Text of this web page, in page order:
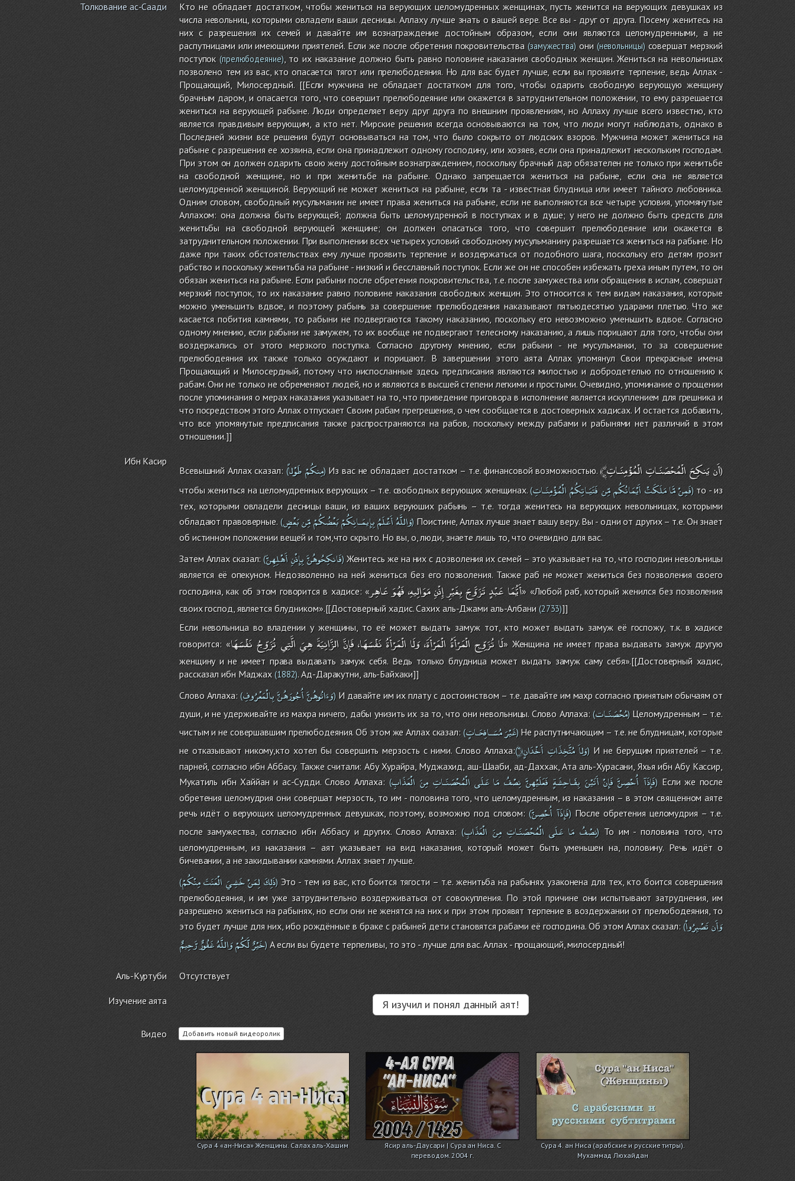
Толкование ас-Саади
Кто не обладает достатком, чтобы жениться на верующих целомудренных женщинах, пусть женится на верующих девушках из
числа невольниц, которыми овладели ваши десницы. Аллаху лучше знать о вашей вере. Все вы - друг от друга. Посему женитесь на
них с разрешения их семей и давайте им вознаграждение достойным образом, если они являются целомудренными, а не
распутницами или имеющими приятелей. Если же после обретения покровительства (замужества) они(невольницы)совершат мерзкий
поступок (прелюбодеяние), то их наказание должно быть равно половине наказания свободных женщин. Жениться на невольницах
позволено тем из вас, кто опасается тягот или прелюбодеяния. Но для вас будет лучше, если вы проявите терпение, ведь Аллах -
Прощающий, Милосердный. [[Если мужчина не обладает достатком для того, чтобы одарить свободную верующую женщину
брачным даром, и опасается того, что совершит прелюбодеяние или окажется в затруднительном положении, то ему разрешается
жениться на верующей рабыне. Люди определяет веру друг друга по внешним проявлениям, но Аллаху лучше всего известно, кто
является правдивым верующим, а кто нет. Мирские решения всегда основываются на том, что люди могут наблюдать, однако в
Последней жизни все решения будут основываться на том, что было сокрыто от людских взоров. Мужчина может жениться на
рабыне с разрешения ее хозяина, если она принадлежит одному господину, или хозяев, если она принадлежит нескольким господам.
При этом он должен одарить свою жену достойным вознаграждением, поскольку брачный дар обязателен не только при женитьбе
на свободной женщине, но и при женитьбе на рабыне. Однако запрещается жениться на рабыне, если она не является
целомудренной женщиной. Верующий не может жениться на рабыне, если та - известная блудница или имеет тайного любовника.
Одним словом, свободный мусульманин не имеет права жениться на рабыне, если не выполняются все четыре условия, упомянутые
Аллахом: она должна быть верующей; должна быть целомудренной в поступках и в душе; у него не должно быть средств для
женитьбы на свободной верующей женщине; он должен опасаться того, что совершит прелюбодеяние или окажется в
затруднительном положении. При выполнении всех четырех условий свободному мусульманину разрешается жениться на рабыне. Но
даже при таких обстоятельствах ему лучше проявить терпение и воздержаться от подобного шага, поскольку его детям грозит
рабство и поскольку женитьба на рабыне - низкий и бесславный поступок. Если же он не способен избежать греха иным путем, то он
обязан жениться на рабыне. Если рабыни после обретения покровительства, т.е. после замужества или обращения в ислам, совершат
мерзкий поступок, то их наказание равно половине наказания свободных женщин. Это относится к тем видам наказания, которые
можно уменьшить вдвое, и поэтому рабынь за совершение прелюбодеяния наказывают пятьюдесятью ударами плетью. Что же
касается побития камнями, то рабыни не подвергаются такому наказанию, поскольку его невозможно уменьшить вдвое. Согласно
одному мнению, если рабыни не замужем, то их вообще не подвергают телесному наказанию, а лишь порицают для того, чтобы они
воздержались от этого мерзкого поступка. Согласно другому мнению, если рабыни - не мусульманки, то за совершение
прелюбодеяния их также только осуждают и порицают. В завершении этого аята Аллах упомянул Свои прекрасные имена
Прощающий и Милосердный, потому что ниспосланные здесь предписания являются милостью и добродетелью по отношению к
рабам. Они не только не обременяют людей, но и являются в высшей степени легкими и простыми. Очевидно, упоминание о прощении
после упоминания о мерах наказания указывает на то, что приведение приговора в исполнение является искуплением для грешника и
что посредством этого Аллах отпускает Своим рабам прегрешения, о чем сообщается в достоверных хадисах. И остается добавить,
что все упомянутые предписания также распространяются на рабов, поскольку между рабами и рабынями нет различий в этом
отношении.]]
Ибн Касир
Всевышний Аллах сказал:( مِنكُمْطَوْلاً )Из вас не обладает достатком – т.е. финансовой возможностью. ﴾أَنيَنكِحَالْمُحْصَنَـاتِالْمُؤْمِنَـاتِ
)
чтобы жениться на целомудренных верующих – т.е. свободных верующих женщинах.( فَمِنْمَّامَلَكَتْأَيْمَانُكُممِّنفَتَيَـاتِكُمُالْمُؤْمِنَـاتِ )то - из
тех, которыми овладели десницы ваши, из ваших веруюших рабынь – т.е. тогда женитесь на верующих невольницах, которыми
обладают правоверные.( وَاللَّهُأَعْلَمُبِإِيمَـانِكُمْبَعْضُكُمْمِّنبَعْضٍ ) Поистине, Аллах лучше знает вашу веру. Вы - одни от других – т.е. Он знает
об истинном положении вещей и том,что скрыто. Но вы, о, люди, знаете лишь то, что очевидно для вас.
Затем Аллах сказал: ( فَانكِحُوهُنَّبِإِذْنِأَهْلِهِنَّ )Женитесь же на них с дозволения их семей – это указывает на то, что господин невольницы
является её опекуном. Недозволенно на ней жениться без его позволения. Также раб не может жениться без позволения своего
господина, как об этом говорится в хадисе: «
أَيُّمَاعَبْدٍتَزَوَّجَبِغَيْرِإِذْنِمَوَالِيهِ،فَهُوَعَاهِر
» «Любой раб, который женился без позволения
своих господ, является блудником».[[Достоверный хадис. Сахих аль-Джами аль-Албани(2733)]]
Если невольница во владении у женщины, то её может выдать замуж тот, кто может выдать замуж её госпожу, т.к. в хадисе
говорится: «
لَا تُزَوِّجِالْمَرْأَةُالْمَرْأَةَ،وَلَا الْمَرْأَةُنَفْسَهَا،فَإِنَّالزَّانِيَةَ هِيَ الَّتِي تُزَوِّجُنَفْسَهَا
» Женщина не имеет права выдавать замуж другую
женщину и не имеет права выдавать замуж себя. Ведь только блудница может выдать замуж саму себя».[[Достоверный хадис,
рассказал ибн Маджах(1882). Ад-Даракутни, аль-Байхаки]]
Слово Аллаха:( وَءَاتُوهُنَّأُجُورَهُنَّبِالْمَعْرُوفِ )И давайте им их плату с достоинством – т.е. давайте им махр согласно принятым обычаям от
души, и не удерживайте из махра ничего, дабы унизить их за то, что они невольницы. Слово Аллаха:(مُحْصَنَـات)Целомудренным – т.е.
чистым и не совершавшим прелюбодеяния. Об этом же Аллах сказал:( غَيْرَمُسَـافِحَـاتٍ )Не распутничающим – т.е. не блудницам, которые
не отказывают никому,кто хотел бы совершить мерзость с ними. Слово Аллаха:( ﴿وَلاَمُتَّخِذَاتِ أَخْدَانٍ ) И не берущим приятелей – т.е.
парней, согласно ибн Аббасу. Также считали: Абу Хурайра, Муджахид, аш-Шааби, ад-Даххак, Ата аль-Хурасани, Яхья ибн Абу Кассир,
Мукатиль ибн Хаййан и ас-Судди. Слово Аллаха:( فَإِذَآ أُحْصِنَّ فَإِنْ أَتَيْنَ بِفَـاحِشَةٍ فَعَلَيْهِنَّ نِصْفُ مَا عَلَى الْمُحْصَنَـاتِ مِنَ الْعَذَابِ ) Если же после
обретения целомудрия они совершат мерзость, то им - половина того, что целомудренным, из наказания – в этом священном аяте
речь идёт о верующих целомудренных девушках, поэтому, возможно под словом: ( فَإِذَآ أُحْصِنَّ )После обретения целомудрия – т.е.
после замужества, согласно ибн Аббасу и других. Слово Аллаха: ( نِصْفُ مَا عَلَى الْمُحْصَنَـاتِ مِنَ الْعَذَابِ ) То им - половина того, что
целомудренным, из наказания – аят указывает на вид наказания, который может быть уменьшен на, половину. Речь идёт о
бичевании, а не закидывании камнями. Аллах знает лучше.
( ذَلِكَلِمَنْخَشِيَالْعَنَتَمِنْكُمْ )Это - тем из вас, кто боится тягости – т.е. женитьба на рабынях узаконена для тех, кто боится совершения
прелюбодеяния, и им уже затруднительно воздерживаться от совокупления. По этой причине они испытывают затруднения, им
разрешено жениться на рабынях, но если они не женятся на них и при этом проявят терпение в воздержании от прелюбодеяния, то
это будет лучше для них, ибо рождённые в браке с рабыней дети становятся рабами её господина. Об этом Аллах сказал:( وَأَنتَصْبِرُواْ
خَيْرٌلَّكُمْوَاللَّهُغَفُورٌرَّحِيمٌ )А если вы будете терпеливы, то это - лучше для вас. Аллах - прощающий, милосердный!
Аль-Куртуби Отсутствует
Изучение аята Я изучил и понял данный аят!
Видео Добавить новый видеоролик
Сура 4 «ан-Ниса» Женщины. Салах аль-Хашим
Ясир аль-Даусари | Сура ан Ниса. С
переводом. 2004 г.
Сура 4. ан Ниса (арабские и русские титры).
Мухаммад Люхайдан